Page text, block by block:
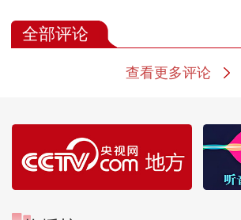
全部评论
查看更多评论